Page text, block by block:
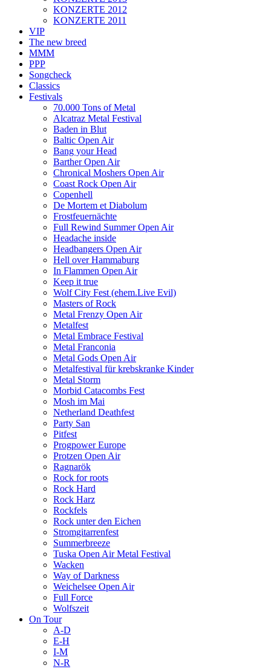
KONZERTE 2012
KONZERTE 2011
VIP
The new breed
MMM
PPP
Songcheck
Classics
Festivals
70.000 Tons of Metal
Alcatraz Metal Festival
Baden in Blut
Baltic Open Air
Bang your Head
Barther Open Air
Chronical Moshers Open Air
Coast Rock Open Air
Copenhell
De Mortem et Diabolum
Frostfeuernächte
Full Rewind Summer Open Air
Headache inside
Headbangers Open Air
Hell over Hammaburg
In Flammen Open Air
Keep it true
Wolf City Fest (ehem.Live Evil)
Masters of Rock
Metal Frenzy Open Air
Metalfest
Metal Embrace Festival
Metal Franconia
Metal Gods Open Air
Metalfestival für krebskranke Kinder
Metal Storm
Morbid Catacombs Fest
Mosh im Mai
Netherland Deathfest
Party San
Pitfest
Progpower Europe
Protzen Open Air
Ragnarök
Rock for roots
Rock Hard
Rock Harz
Rockfels
Rock unter den Eichen
Stromgitarrenfest
Summerbreeze
Tuska Open Air Metal Festival
Wacken
Way of Darkness
Weichelsee Open Air
Full Force
Wolfszeit
On Tour
A-D
E-H
I-M
N-R